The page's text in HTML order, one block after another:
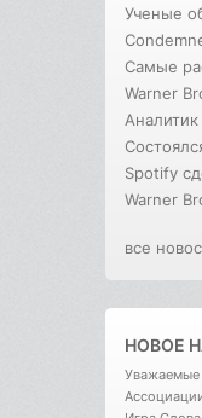
Ученые
Самые
Warner
Spotify
Warner
все
НОВОЕ
Уважаемые